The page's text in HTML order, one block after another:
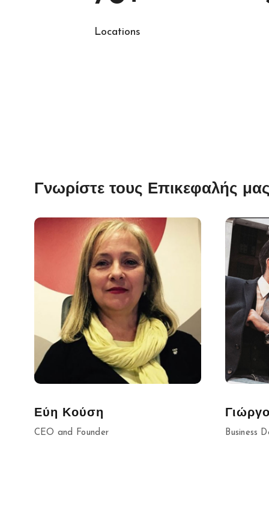
Locations
Γνωρίστε τους Επικεφαλής
Εύη Κούση
CEO and Founder Business